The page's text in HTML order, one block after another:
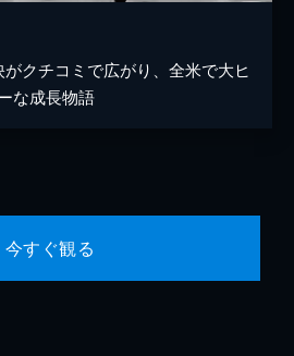
クチコミで広がり、全米で大ヒ
な成長物語
今すぐ観る